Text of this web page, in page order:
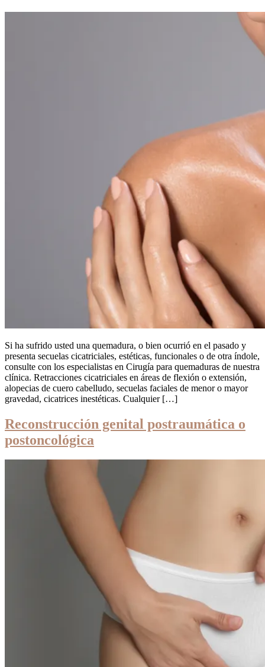
Si ha sufrido usted una quemadura, o bien ocurrió en el pasado y
presenta secuelas cicatriciales, estéticas, funcionales o de otra índole,
consulte con los especialistas en Cirugía para quemaduras de nuestra
clínica. Retracciones cicatriciales en áreas de flexión o extensión,
alopecias de cuero cabelludo, secuelas faciales de menor o mayor
gravedad, cicatrices inestéticas. Cualquier […]
Reconstrucción genital postraumática o
postoncológica